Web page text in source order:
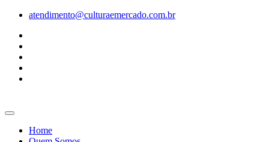
conteúdo
atendimento@culturaemercado.com.br
Home